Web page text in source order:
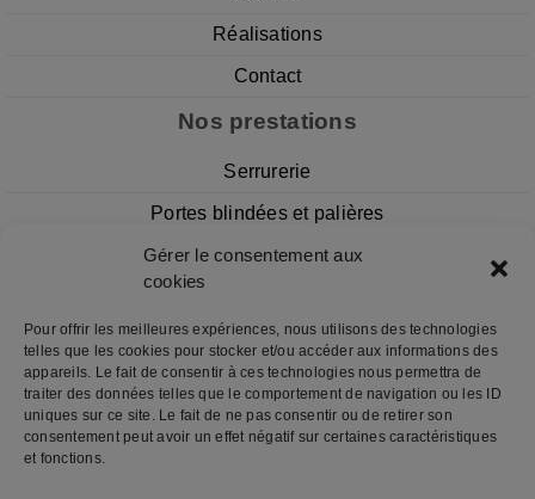
Gérer le consentement aux
cookies
Pour offrir les meilleures expériences, nous utilisons des technologies
telles que les cookies pour stocker et/ou accéder aux informations des
appareils. Le fait de consentir à ces technologies nous permettra de
traiter des données telles que le comportement de navigation ou les ID
uniques sur ce site. Le fait de ne pas consentir ou de retirer son
consentement peut avoir un effet négatif sur certaines caractéristiques
et fonctions.
Réalisations
Contact
Nos prestations
Serrurerie
Portes blindées et palières
Volets Roulants
Portails
Vitrerie
Retrouvez-nous sur